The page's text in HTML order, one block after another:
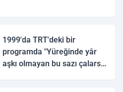
1999'da TRT'deki bir
programda "Yüreğinde yâr
aşkı olmayan bu sazı çalarsa